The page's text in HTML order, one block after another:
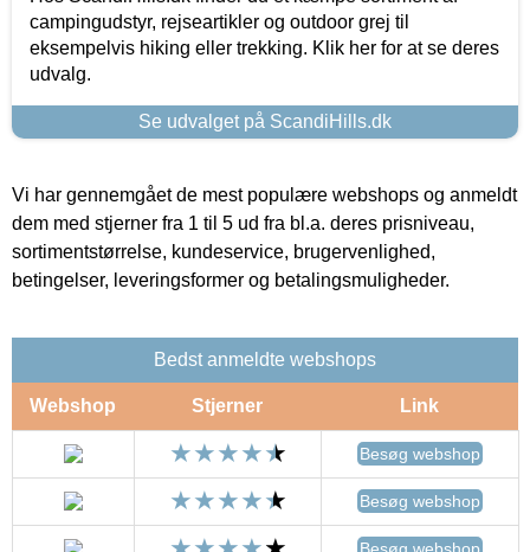
campingudstyr, rejseartikler og outdoor grej til
eksempelvis hiking eller trekking. Klik her for at se deres
udvalg.
Se udvalget på ScandiHills.dk
Vi har gennemgået de mest populære webshops og anmeldt
dem med stjerner fra 1 til 5 ud fra bl.a. deres prisniveau,
sortimentstørrelse, kundeservice, brugervenlighed,
betingelser, leveringsformer og betalingsmuligheder.
Bedst anmeldte webshops
Webshop Stjerner Link
Besøg webshop
Besøg webshop